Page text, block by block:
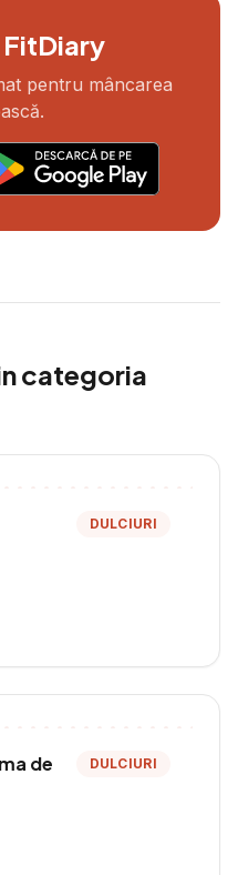
pentru mâncarea
categoria
DULCIURI
de
DULCIURI